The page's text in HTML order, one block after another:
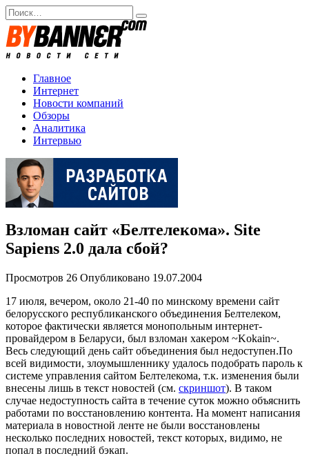
Перейти
к
содержанию
Search
for:
Главное
Интернет
Новости компаний
Обзоры
Аналитика
Интервью
Взломан сайт «Белтелекома». Site
Sapiens 2.0 дала сбой?
Просмотров 26 Опубликовано 19.07.2004
17 июля, вечером, около 21-40 по минскому времени сайт
белорусского республиканского объединения Белтелеком,
которое фактически является монопольным интернет-
провайдером в Беларуси, был взломан хакером ~Kokain~.
Весь следующий день сайт объединения был недоступен.По
всей видимости, злоумышленнику удалось подобрать пароль к
системе управления сайтом Белтелекома, т.к. изменения были
внесены лишь в текст новостей (см. скриншот). В таком
случае недоступность сайта в течение суток можно объяснить
работами по восстановлению контента. На момент написания
материала в новостной ленте не были восстановлены
несколько последних новостей, текст которых, видимо, не
попал в последний бэкап.